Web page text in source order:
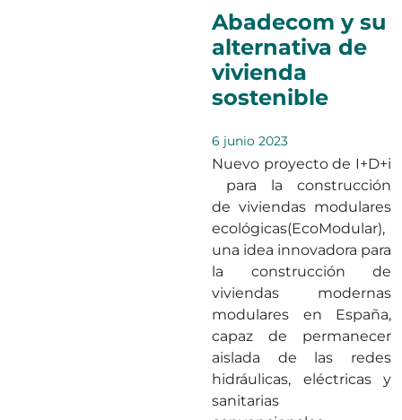
Abadecom y su
alternativa de
vivienda
sostenible
6 junio 2023
Nuevo proyecto de I+D+i
para la construcción
de viviendas modulares
ecológicas(EcoModular),
una idea innovadora para
la construcción de
viviendas modernas
modulares en España,
capaz de permanecer
aislada de las redes
hidráulicas, eléctricas y
sanitarias